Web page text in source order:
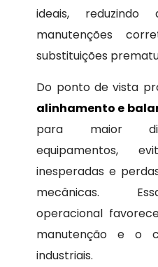
ideais, reduzindo
manutenções
substituições
Do ponto de vista
alinhamento e
para maior
equipamentos,
inesperadas e
mecânicas.
operacional
manutenção e o
industriais.